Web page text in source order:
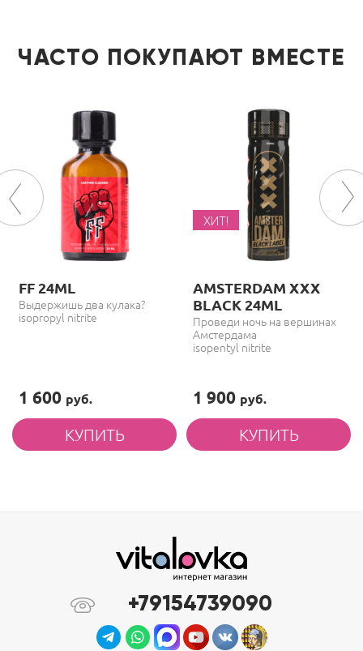
ЧАСТО ПОКУПАЮТ ВМЕСТЕ
FF 24ML
Выдержишь два кулака?
isopropyl nitrite
1 600 руб.
ХИТ!
AMSTERDAM XXX
BLACK 24ML
Проведи ночь на вершинах
Амстердама
isopentyl nitrite
1 900 руб.
+79154739090